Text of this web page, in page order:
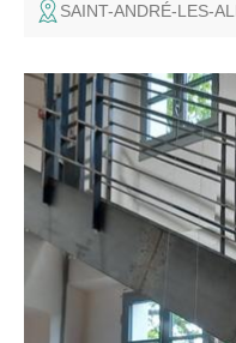
SAINT-ANDRÉ-LES-
Dans le cadre des
partez à la découverte
visite guidée.